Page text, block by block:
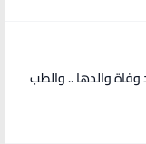
ريهام عبدالغفور «تعاملت بعنف» مع زوجها بعد وفاة والدها .. والطب